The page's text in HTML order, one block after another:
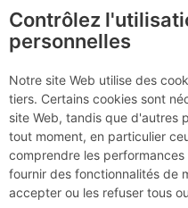
Debela
+
–
Contrôlez
personnelles
Notre site Web utilise des
tiers. Certains cookies sont
site Web, tandis que d'autres
tout moment, en particulier
comprendre les
fournir des fonctionnalités de
accepter ou les refuser tous